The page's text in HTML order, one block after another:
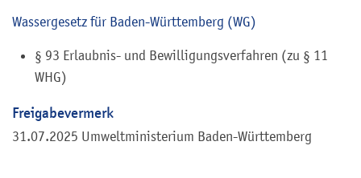
Wassergesetz für Baden-Württemberg (WG)
§ 93 Erlaubnis- und Bewilligungsverfahren (zu § 11
WHG)
Freigabevermerk
31.07.2025 Umweltministerium Baden-Württemberg